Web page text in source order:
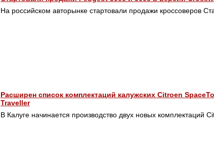
На российском авторынке стартовали продажи кроссоверов
Расширен список комплектаций калужских Citroen
Traveller
В Калуге начинается производство двух новых комплектаций